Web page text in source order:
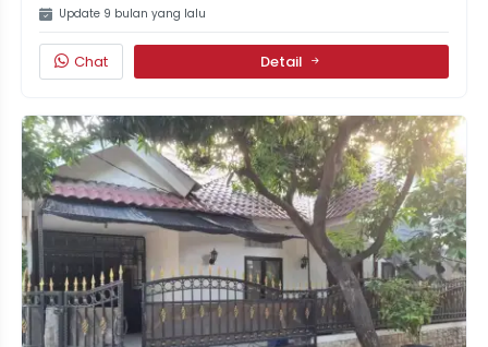
Update 9 bulan yang lalu
Chat Detail